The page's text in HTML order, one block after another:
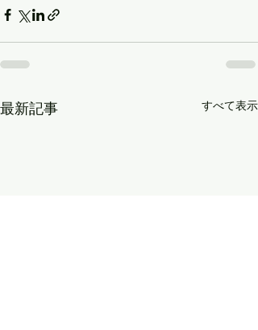
最新記事 すべて表示